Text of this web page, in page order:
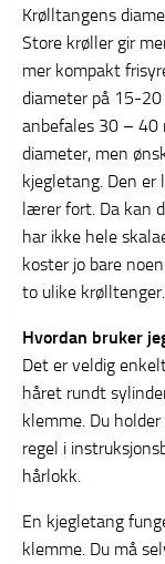
Krølltangens
Store krøller gir
mer kompakt
diameter på 15-
anbefales 30 – 40
diameter, men
kjegletang. Den er
lærer fort. Da kan
har ikke hele
koster jo bare
to ulike krølltenger.
Hvordan bruker
Det er veldig
håret rundt
klemme. Du
regel i
hårlokk.
En kjegletang
klemme. Du må